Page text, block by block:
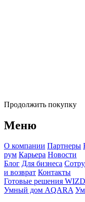
Продолжить покупку
Меню
О компании Партнеры
рум Карьера Новости
Блог Для бизнеса
и возврат Контакты
Готовые решения
Умный дом AQARA